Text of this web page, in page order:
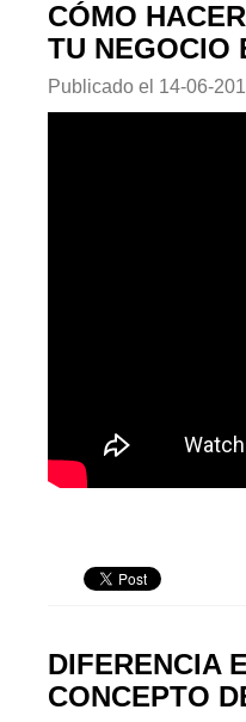
CÓMO
TU NEGOCIO
Publicado el 14-06-
DIFERENCIA
CONCEPTO